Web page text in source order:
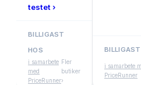
testet ›
BILLIGAST
HOS
i samarbete
med
PriceRunner
Fler
butiker
›
i samarbete
PriceRunner